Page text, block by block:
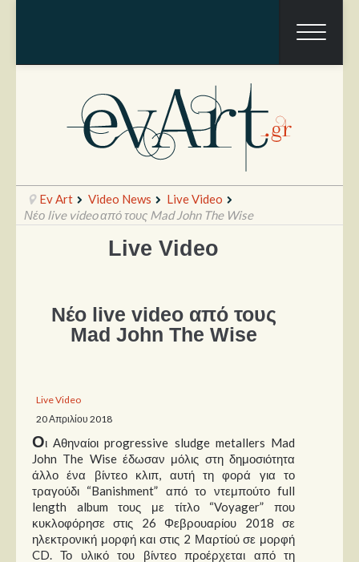
Θέατρο
Παρουσιάσεις
Σειρές
Ταινίες
Βιβλία
Video News
Ev Art Video News
Live Video
Νέο live video από τους Mad John The Wise
Live Video
Νέο live video από τους
Mad John The Wise
Live Video
20 Απριλίου 2018
Οι Αθηναίοι progressive sludge metallers Mad
John The Wise έδωσαν μόλις στη δημοσιότητα
άλλο ένα βίντεο κλιπ, αυτή τη φορά για το
τραγούδι “Banishment” από το ντεμπούτο full
length album τους με τίτλο “Voyager” που
κυκλοφόρησε στις 26 Φεβρουαρίου 2018 σε
ηλεκτρονική μορφή και στις 2 Μαρτίού σε μορφή
CD. Το υλικό του βίντεο προέρχεται από τη